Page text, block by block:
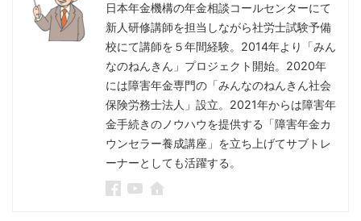
日本年金機構の年金相談コールセンターにて
新人研修講師を担当しながら社労士試験予備
校にて講師を５年間経験。2014年より「みん
なのねんきん」プロジェクト開始。2020年
には障害年金専門の「みんなのねんきん社会
保険労務士法人」設立。2021年からは障害年
金手続きのノウハウを提供する「障害年金カ
ウンセラー養成講座」を立ち上げてサブトレ
ーナーとしても活躍する。